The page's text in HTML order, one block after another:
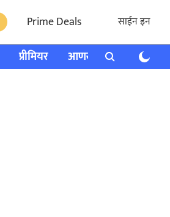
Prime Deals साईन इन
प्रीमियर आणखी राशी भविष्य